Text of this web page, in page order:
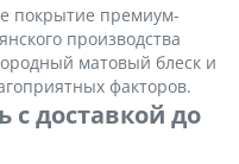
покрытие премиум-
производства
матовый блеск и
факторов.
с доставкой до